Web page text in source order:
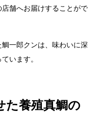
舗へお届けすることがで
一郎クンは、味わいに深
います。
た養殖真鯛の